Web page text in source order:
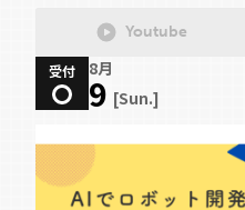
Youtube
受付 8月
9 [Sun.]